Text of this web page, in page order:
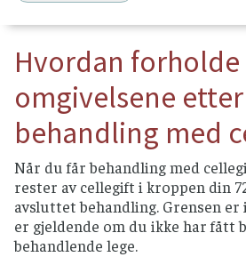
Hvordan
omgivelsene etter
behandling med
Når du får behandling med
rester av cellegift i kroppen din
avsluttet behandling. Grensen
er gjeldende om du ikke har fått
behandlende lege.